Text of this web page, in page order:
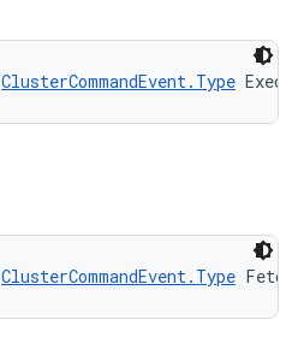
ClusterCommandEvent.Type
ClusterCommandEvent.Type